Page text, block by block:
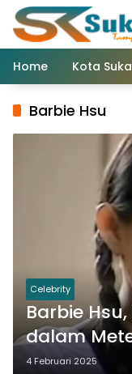
Langsung
konten
Home
Kota
Barbie Hsu
Celebrity
Barbie
dalam
Dunia di
4 Februari 2025